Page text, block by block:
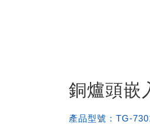
銅爐頭嵌
產品型號： TG-